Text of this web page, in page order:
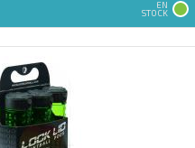
EN
STOCK